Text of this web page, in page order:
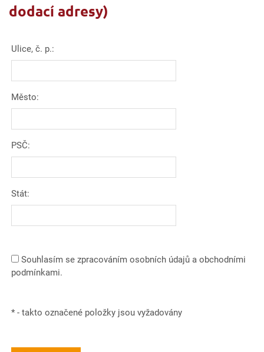
dodací adresy)
Ulice, č. p.:
Město:
PSČ:
Stát:
Souhlasím se zpracováním osobních údajů a obchodními
podmínkami.
* - takto označené položky jsou vyžadovány